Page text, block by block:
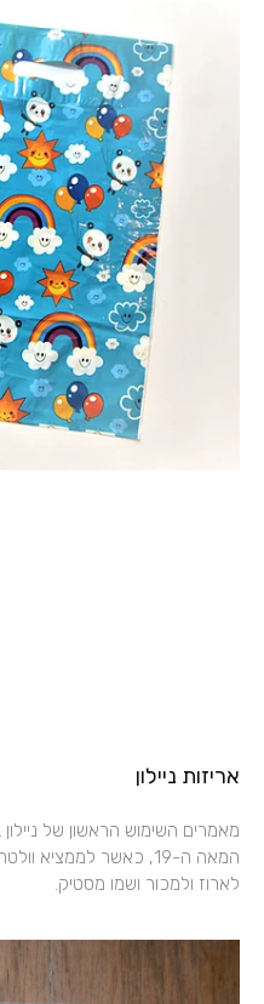
אריזות ניילון
מאמרים השימוש הראשון של
המאה ה-19, כאשר
לארוז ולמכור ושמו מסטיק.